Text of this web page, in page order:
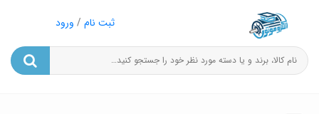
ثبت نام / ورود